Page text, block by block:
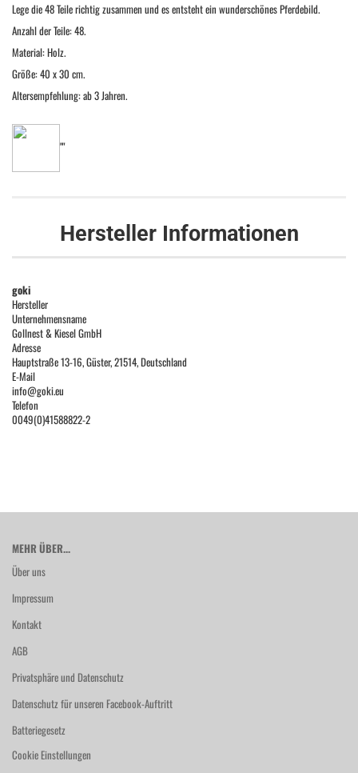
Lege die 48 Teile richtig zusammen und es entsteht ein wunderschönes Pferdebild.
Anzahl der Teile: 48.
Material: Holz.
Größe: 40 x 30 cm.
Altersempfehlung: ab 3 Jahren.
""
Hersteller Informationen
goki
Hersteller
Unternehmensname
Gollnest & Kiesel GmbH
Adresse
Hauptstraße 13-16, Güster, 21514, Deutschland
E-Mail
info@goki.eu
Telefon
0049(0)41588822-2
MEHR ÜBER...
Über uns
Impressum
Kontakt
AGB
Privatsphäre und Datenschutz
Datenschutz für unseren Facebook-Auftritt
Batteriegesetz
Cookie Einstellungen